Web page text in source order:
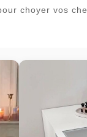
choyer vos